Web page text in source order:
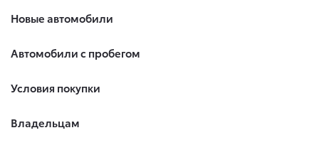
Новые автомобили
Автомобили с пробегом
Условия покупки
Владельцам